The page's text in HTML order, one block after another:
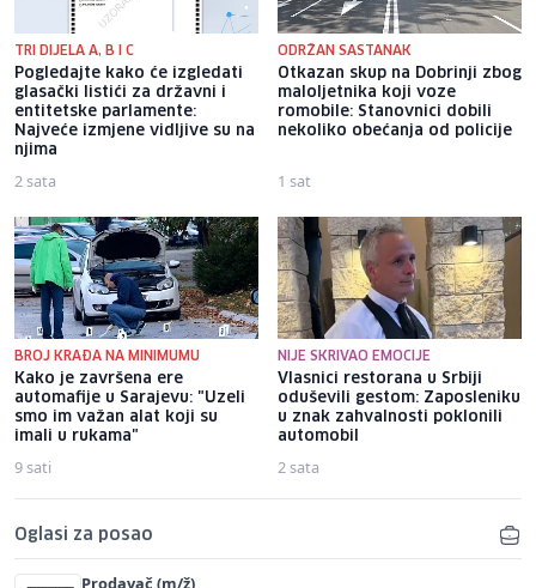
TRI DIJELA A, B I C
Pogledajte kako će izgledati
glasački listići za državni i
entitetske parlamente:
Najveće izmjene vidljive su na
njima
2 sata
ODRŽAN SASTANAK
Otkazan skup na Dobrinji zbog
maloljetnika koji voze
romobile: Stanovnici dobili
nekoliko obećanja od policije
1 sat
BROJ KRAĐA NA MINIMUMU
Kako je završena ere
automafije u Sarajevu: "Uzeli
smo im važan alat koji su
imali u rukama"
9 sati
NIJE SKRIVAO EMOCIJE
Vlasnici restorana u Srbiji
oduševili gestom: Zaposleniku
u znak zahvalnosti poklonili
automobil
2 sata
Oglasi za posao
Prodavač (m/ž)